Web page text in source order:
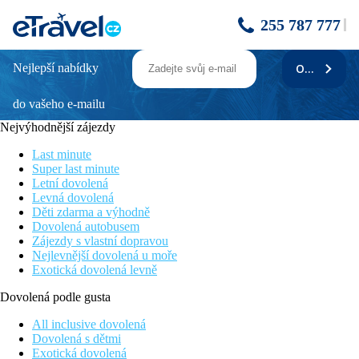
255 787 777
Zilwa Attitude
SPA centrum
Vhodné pro rodiny s dětmi
Sportovní aktivity
Komfortní klimatizované pokoje
Poloha
Hotel leží na soukromé pláži v části Calodyne. V blízkosti se
nachází další vyhlášené pláže. Nákupní centrum Grand Baie je
vzdáleno cca 10 km. Mezinárodní letiště je vzdáleno cca 70 km
od hotelu.
Vybavení
Vstupní hala s recepcí, směnárna, hlavní restaurace, 6
tematických restaurací, 4 bazény ( z toho 1 pouze pro dospělé a
1 dětský), 2 bary, konferenční místnost, dětský klub, SPA,
Nejlepší nabídky
do vašeho e-mailu
ODEBÍRAT
Nejvýhodnější zájezdy
Last minute
Super last minute
Letní dovolená
Levná dovolená
Děti zdarma a výhodně
Dovolená autobusem
Zájezdy s vlastní dopravou
Nejlevnější dovolená u moře
Exotická dovolená levně
Dovolená podle gusta
All inclusive dovolená
Dovolená s dětmi
Exotická dovolená